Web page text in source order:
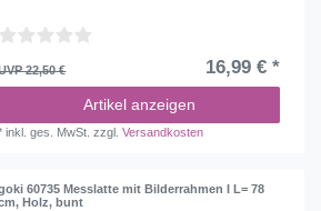
22,50 € 16,99 € *
Artikel anzeigen
inkl. ges. MwSt. zzgl.Versandkosten
60735 Messlatte mit Bilderrahmen I L= 78
Holz, bunt